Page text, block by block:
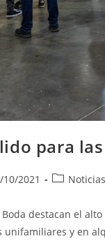
para
10/2021 Noticias
Boda destacan el
unifamiliares y en